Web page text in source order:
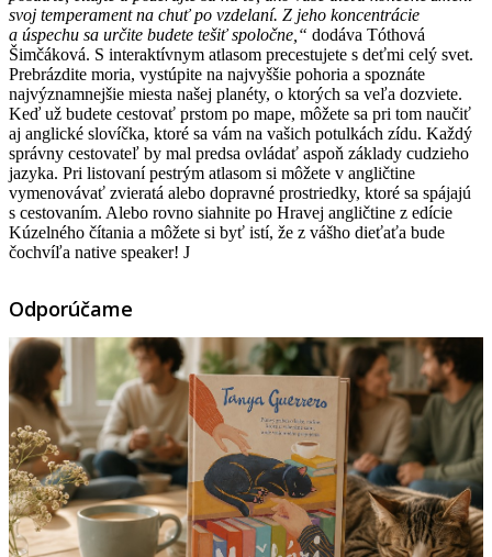
svoj temperament na chuť po vzdelaní. Z jeho koncentrácie
a úspechu sa určite budete tešiť spoločne,“ dodáva Tóthová
Šimčáková. S interaktívnym atlasom precestujete s deťmi celý svet.
Prebrázdite moria, vystúpite na najvyššie pohoria a spoznáte
najvýznamnejšie miesta našej planéty, o ktorých sa veľa dozviete.
Keď už budete cestovať prstom po mape, môžete sa pri tom naučiť
aj anglické slovíčka, ktoré sa vám na vašich potulkách zídu. Každý
správny cestovateľ by mal predsa ovládať aspoň základy cudzieho
jazyka. Pri listovaní pestrým atlasom si môžete v angličtine
vymenovávať zvieratá alebo dopravné prostriedky, ktoré sa spájajú
s cestovaním. Alebo rovno siahnite po Hravej angličtine z edície
Kúzelného čítania a môžete si byť istí, že z vášho dieťaťa bude
čochvíľa native speaker! J
Odporúčame